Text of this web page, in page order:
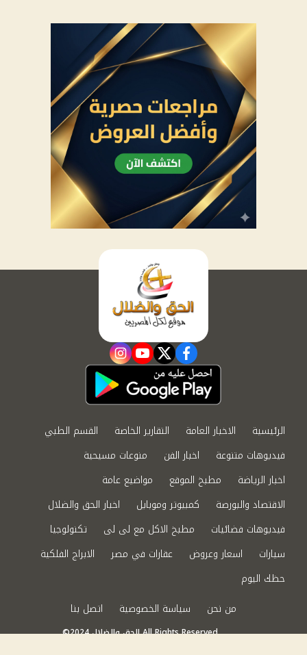
facebook
twitter
youtube
instagram
الرئيسية الاخبار العامة التقارير الخاصة
القسم الطبي
فيديوهات متنوعة
اخبار الفن
منوعات مسيحية
اخبار الرياضة
مطبخ الموقع
مواضيع عامة
الاقتصاد والبورصة
كمبيوتر وموبايل
اخبار الحق والضلال
فيديوهات فضائيات
مطبخ الاكل مع لى لى
تكنولوجيا
سيارات
اسعار وعروض عقارات في مصر
الابراج الفلكية
حظك اليوم
من نحن
سياسة الخصوصية اتصل بنا
©2024 الحق والضلال All Rights Reserved.